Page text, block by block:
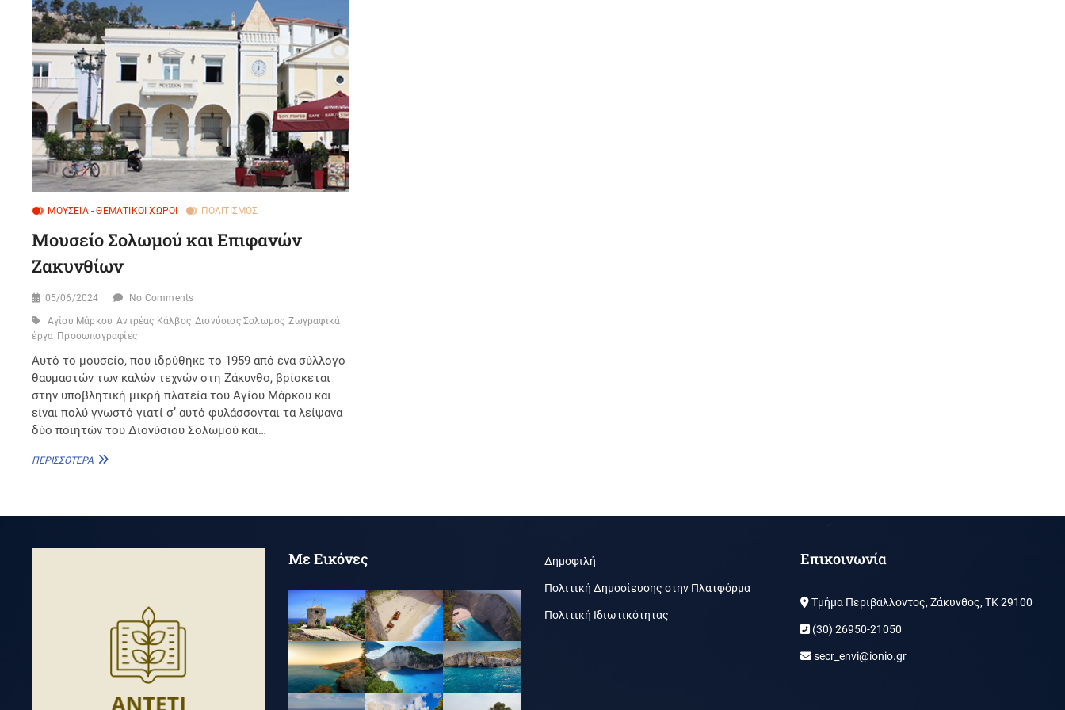
ΜΟΥΣΕΊΑ - ΘΕΜΑΤΙΚΟΊ ΧΏΡΟΙ ΠΟΛΙΤΙΣΜΌΣ
Μουσείο Σολωμού και Επιφανών
Ζακυνθίων
05/06/2024 No Comments
Αγίου Μάρκου Αντρέας Κάλβος Διονύσιος Σολωμός Ζωγραφικά
έργα Προσωπογραφίες
Αυτό το μουσείο, που ιδρύθηκε το 1959 από ένα σύλλογο
θαυμαστών των καλών τεχνών στη Ζάκυνθο, βρίσκεται
στην υποβλητική μικρή πλατεία του Αγίου Μάρκου και
είναι πολύ γνωστό γιατί σ’ αυτό φυλάσσονται τα λείψανα
δύο ποιητών του Διονύσιου Σολωμού και…
ΠΕΡΙΣΣΌΤΕΡΑ ΜΟΥΣΕΊΟ
ΖΑΚΥΝΘΊΩΝ
Με Εικόνες Δημοφιλή
Πολιτική Δημοσίευσης στην Πλατφόρμα
Πολιτική Ιδιωτικότητας
Επικοινωνία
Τμήμα Περιβάλλοντος, Ζάκυνθος, ΤΚ 29100
(30) 26950-21050
secr_envi@ionio.gr